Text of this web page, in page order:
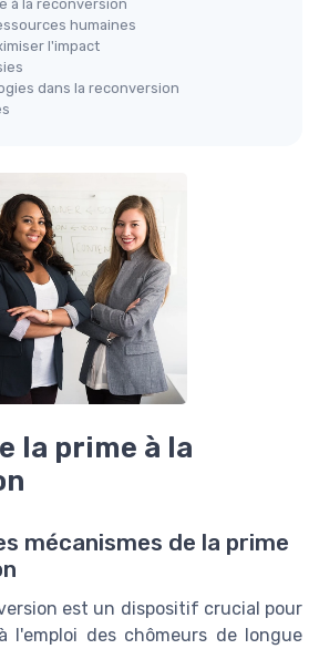
à la reconversion
humaines
l'impact
dans la reconversion
la prime à la
mécanismes de la prime
est un dispositif crucial pour
des chômeurs de longue